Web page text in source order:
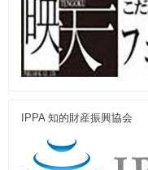
IPPA 知的財産振興協会